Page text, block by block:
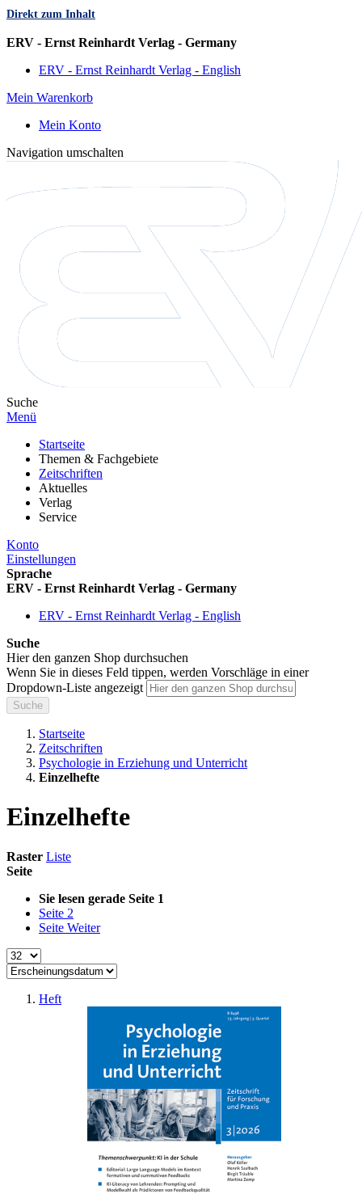
Direkt zum Inhalt
ERV - Ernst Reinhardt Verlag - Germany
ERV - Ernst Reinhardt Verlag - English
Mein Warenkorb
Mein Konto
Navigation umschalten
Suche
Menü
Startseite
Themen & Fachgebiete
Zeitschriften
Aktuelles
Verlag
Service
Konto
Einstellungen
Sprache
ERV - Ernst Reinhardt Verlag - Germany
ERV - Ernst Reinhardt Verlag - English
Suche
Hier den ganzen Shop durchsuchen
Wenn Sie in dieses Feld tippen, werden Vorschläge in einer
Dropdown-Liste angezeigt
Suche
Startseite
Zeitschriften
Psychologie in Erziehung und Unterricht
Einzelhefte
Einzelhefte
Raster Liste
Seite
Sie lesen gerade Seite 1
Seite 2
Seite Weiter
Heft